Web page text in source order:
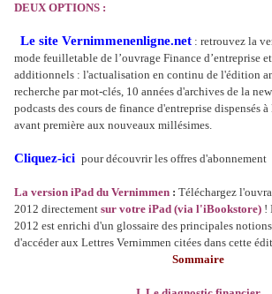
DEUX OPTIONS :
Le site Vernimmenenligne.net : retrouvez la
mode feuilletable de l’ouvrage Finance d’entreprise
additionnels : l'actualisation en continu de l'édition
recherche par mot-clés, 10 années d'archives de la
podcasts des cours de finance d'entreprise dispensés à
avant première aux nouveaux millésimes.
Cliquez-ici pour découvrir les offres d'abonnement
La version iPad du Vernimmen : Téléchargez
2012 directement sur votre iPad (via l'iBookstore) !
2012 est enrichi d'un glossaire des principales
d'accéder aux Lettres Vernimmen citées dans cette
Sommaire